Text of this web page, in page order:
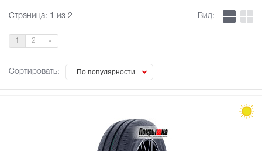
Страница: 1 из 2
1 2 »
Сортировать: По популярности
Вид: